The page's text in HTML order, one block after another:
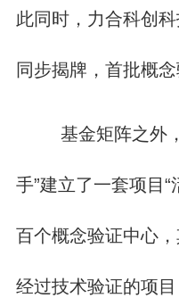
此同时，力合科创
同步揭牌，首批概
基金矩阵之外
手”建立了一套项目
百个概念验证中心
经过技术验证的项目